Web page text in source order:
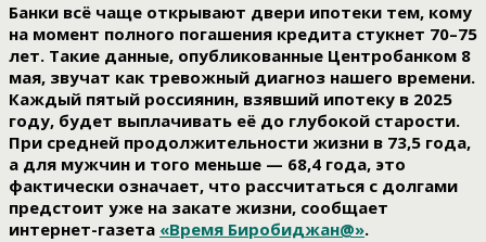
Банки всё чаще открывают двери ипотеки тем, кому
на момент полного погашения кредита стукнет 70–75
лет. Такие данные, опубликованные Центробанком 8
мая, звучат как тревожный диагноз нашего времени.
Каждый пятый россиянин, взявший ипотеку в 2025
году, будет выплачивать её до глубокой старости.
При средней продолжительности жизни в 73,5 года,
а для мужчин и того меньше — 68,4 года, это
фактически означает, что рассчитаться с долгами
предстоит уже на закате жизни, сообщает
интернет-газета «Время Биробиджан@».